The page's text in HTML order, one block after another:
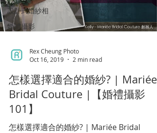
設計式婚紗相
婚禮攝影
Rex Cheung Photo
Oct 16, 2019
2 min read
怎樣選擇適合的婚紗? | Mariée
Bridal Couture |【婚禮攝影
101】
怎樣選擇適合的婚紗? | Mariée Bridal